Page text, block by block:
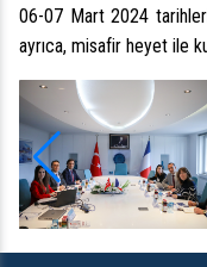
06-07 Mart 2024
ayrıca, misafir heyet ile